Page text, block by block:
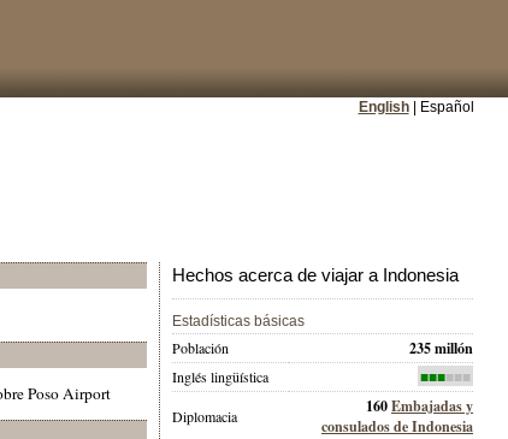
English| Español
Poso Airport
Hechos acerca de viajar a Indonesia
Estadísticas básicas
Población 235 millón
Inglés lingüística ■■■■■■
Diplomacia 160Embajadas y
consulados de Indonesia